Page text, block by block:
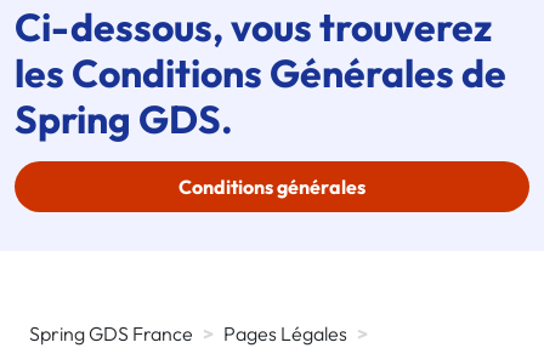
Ci-dessous, vous trouverez
les Conditions Générales de
Spring GDS.
Conditions générales
Spring GDS France > Pages Légales >